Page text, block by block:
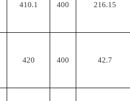
410.1 400 216.15
420 400 42.7